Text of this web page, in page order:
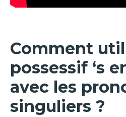
Comment
possessif ‘s
avec les
singuliers ?